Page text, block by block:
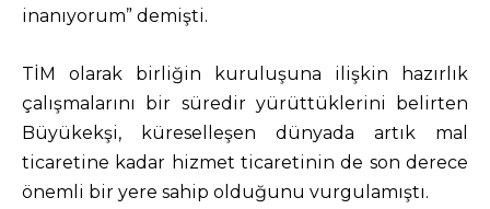
inanıyorum” demişti.
TİM olarak birliğin kuruluşuna ilişkin hazırlık
çalışmalarını bir süredir yürüttüklerini belirten
Büyükekşi, küreselleşen dünyada artık mal
ticaretine kadar hizmet ticaretinin de son derece
önemli bir yere sahip olduğunu vurgulamıştı.